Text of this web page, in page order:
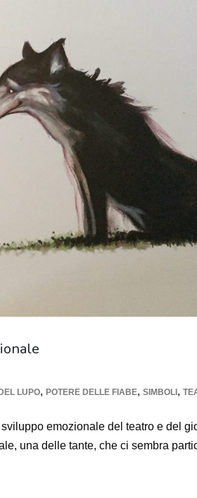
LUPO, POTERE DELLE FIABE, SIMBOLI ,
emozionale del teatro e del
una delle tante, che ci sembra